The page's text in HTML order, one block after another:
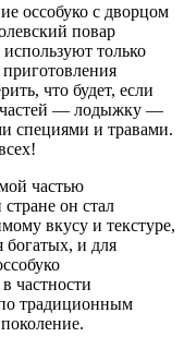
оссобуко с дворцом
повар
только
что будет, если
частей — лодыжку —
специями и травами.
частью
он стал
вкусу и текстуре,
богатых, и для
частности
традиционным